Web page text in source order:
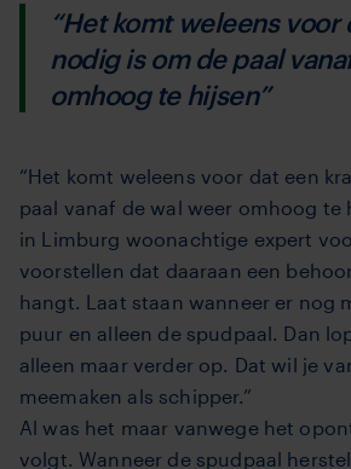
“Het komt weleens voor
nodig is om de paal
omhoog te hijsen”
“Het komt weleens voor dat een
paal vanaf de wal weer omhoog te
in Limburg woonachtige expert
voorstellen dat daaraan een
hangt. Laat staan wanneer er nog
puur en alleen de spudpaal. Dan
alleen maar verder op. Dat wil je
meemaken als schipper.”
Al was het maar vanwege het
volgt. Wanneer de spudpaal